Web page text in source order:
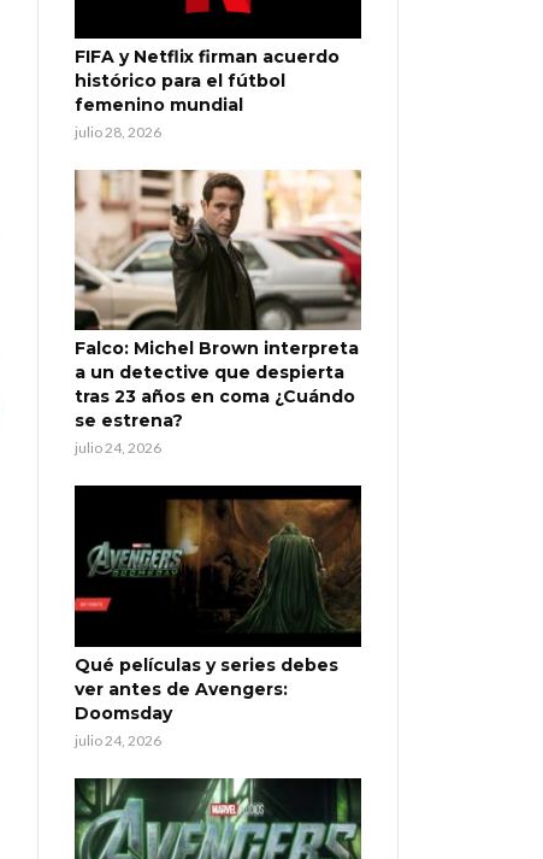
FIFA y Netflix firman acuerdo
histórico para el fútbol
femenino mundial
julio 28, 2026
Falco: Michel Brown interpreta
a un detective que despierta
tras 23 años en coma ¿Cuándo
se estrena?
julio 24, 2026
Qué películas y series debes
ver antes de Avengers:
Doomsday
julio 24, 2026